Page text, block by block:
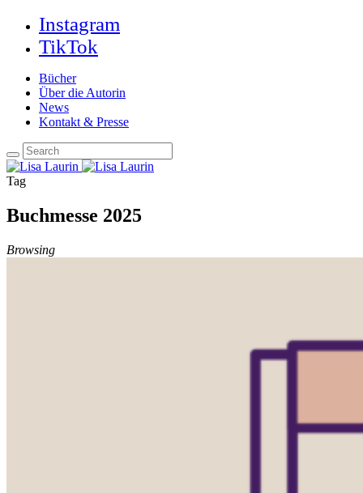
Instagram
TikTok
Bücher
Über die Autorin
News
Kontakt & Presse
Tag
Buchmesse 2025
Browsing